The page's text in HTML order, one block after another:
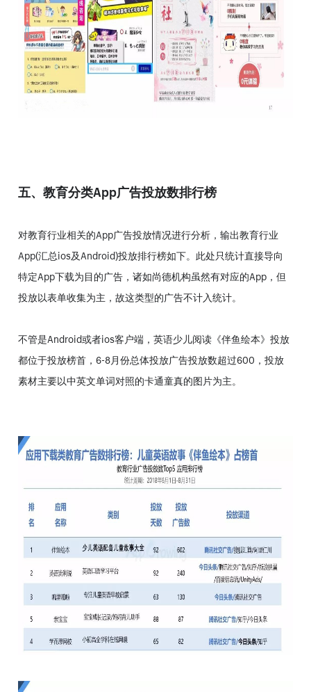
五、教育分类App广告投放数排行榜
对教育行业相关的App广告投放情况进行分析，输出教育行业
App(汇总ios及Android)投放排行榜如下。此处只统计直接导向
特定App下载为目的广告，诸如尚德机构虽然有对应的App，但
投放以表单收集为主，故这类型的广告不计入统计。
不管是Android或者ios客户端，英语少儿阅读《伴鱼绘本》投放
都位于投放榜首，6-8月份总体投放广告投放数超过600，投放
素材主要以中英文单词对照的卡通童真的图片为主。